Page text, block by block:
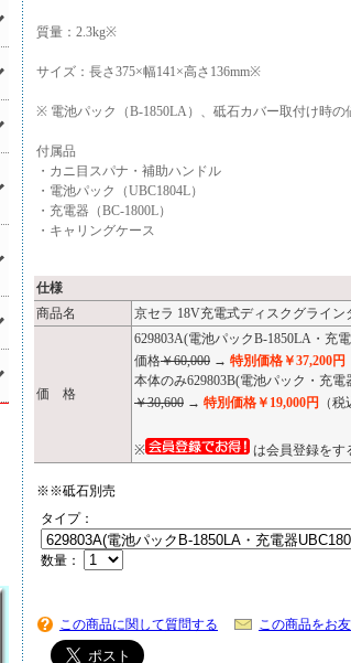
質量：2.3kg※
サイズ：長さ375×幅141×高さ136mm※
※ 電池パック（B-1850LA）、砥石カバー取付け時の
付属品
・カニ目スパナ・補助ハンドル
・電池パック（UBC1804L）
・充電器（BC-1800L）
・キャリングケース
仕様
商品名
京セラ 18V充電式ディスクグライン
価 格
629803A(電池パックB-1850LA・充
価格￥60,000 → 特別価格￥37,200円
本体のみ629803B(電池パック・充
￥30,600 → 特別価格￥19,000円 （
※ は会員登録をす
※※砥石別売
タイプ：
数量：
この商品に関して質問する この商品をお